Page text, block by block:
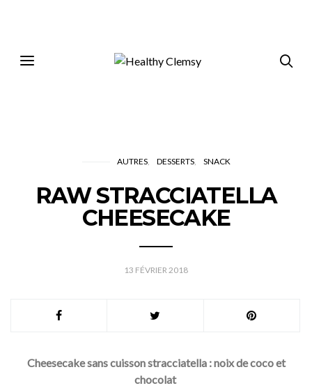
AUTRES DESSERTS SNACK
RAW STRACCIATELLA
CHEESECAKE
13 FÉVRIER 2018
Cheesecake sans cuisson stracciatella : noix de coco et
chocolat